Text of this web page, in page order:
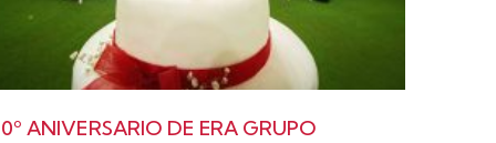
ANIVERSARIO DE ERA GRUPO